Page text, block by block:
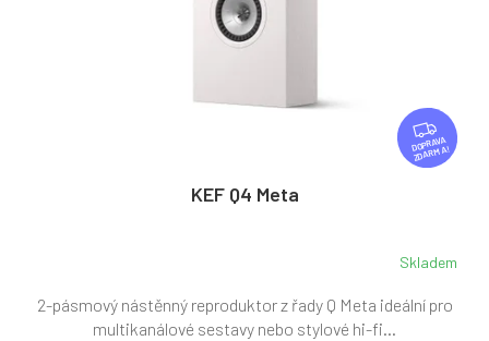
Z
D
A
ZDARMA
KEF Q4 Meta
Skladem
2-pásmový nástěnný reproduktor z řady Q Meta ideální pro
multikanálové sestavy nebo stylové hi-fi...